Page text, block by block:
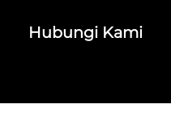
Hubungi Kami